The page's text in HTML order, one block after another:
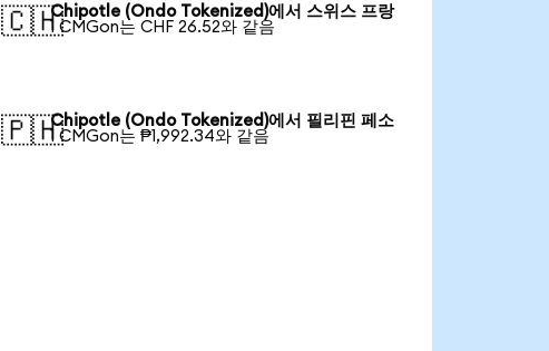
🇨🇭Chipotle (Ondo Tokenized)에서 스위스 프랑
1 CMGon는 CHF 26.52와 같음
🇵🇭Chipotle (Ondo Tokenized)에서 필리핀 페소
1 CMGon는 ₱1,992.34와 같음